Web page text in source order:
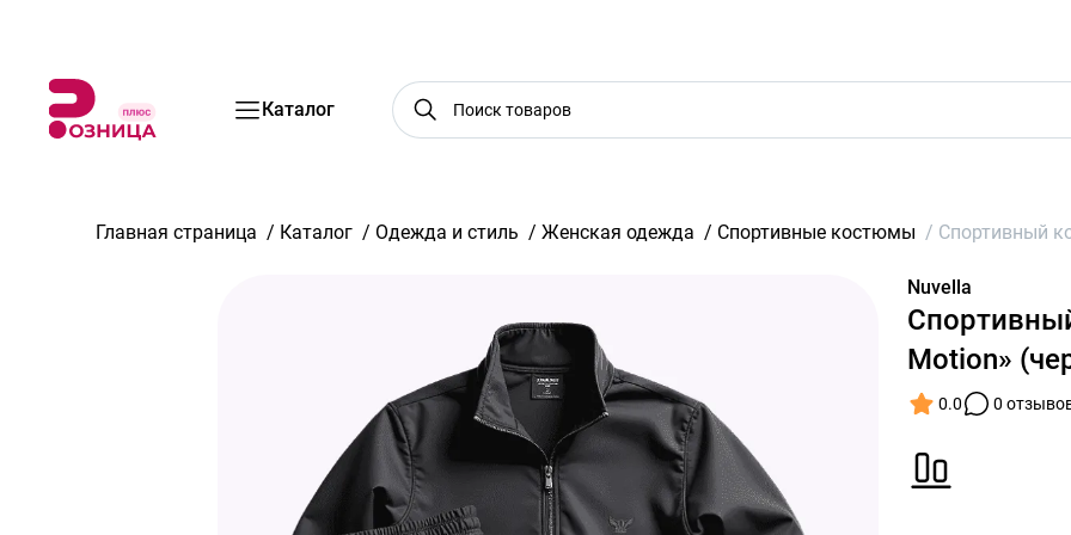
Каталог
Главная страница / Каталог / Одежда и стиль / Женская одежда / Спортивные костюмы / Спортивный
Nuvella
Motion»
0.0 0